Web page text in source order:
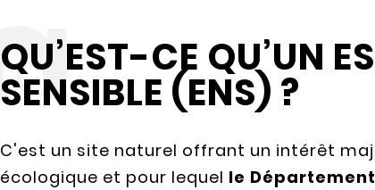
QU’EST-CE QU’UN
SENSIBLE (ENS) ?
C'est un site naturel offrant un intérêt
écologique et pour lequel le